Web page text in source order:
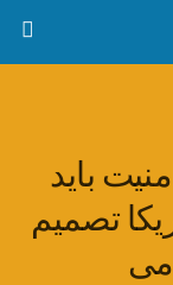
باید
تصمیم